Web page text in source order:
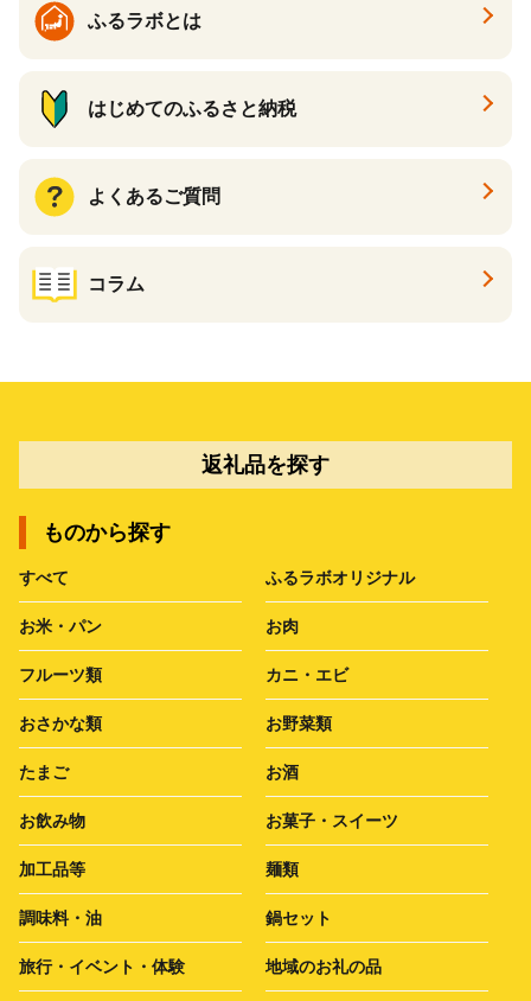
ふるラボとは
はじめてのふるさと納税
よくあるご質問
コラム
返礼品を探す
ものから探す
すべて ふるラボオリジナル
お米・パン お肉
フルーツ類 カニ・エビ
おさかな類 お野菜類
たまご お酒
お飲み物 お菓子・スイーツ
加工品等 麺類
調味料・油 鍋セット
旅行・イベント・体験 地域のお礼の品